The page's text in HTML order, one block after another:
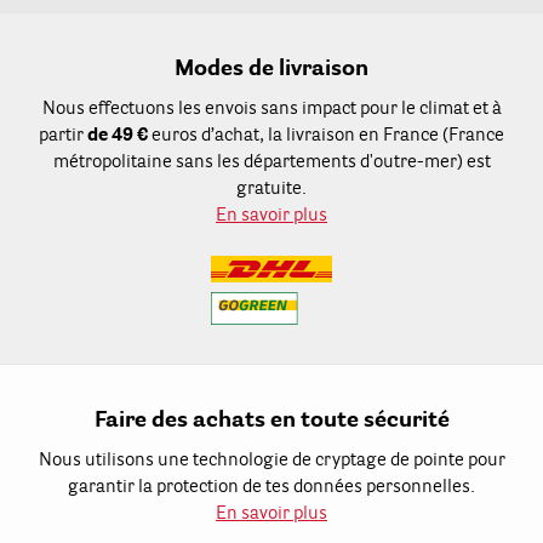
Modes de livraison
Nous effectuons les envois sans impact pour le climat et à
partir de 49 € euros d’achat, la livraison en France (France
métropolitaine sans les départements d'outre-mer) est
gratuite.
En savoir plus
Faire des achats en toute sécurité
Nous utilisons une technologie de cryptage de pointe pour
garantir la protection de tes données personnelles.
En savoir plus